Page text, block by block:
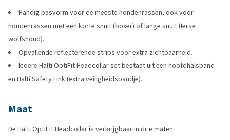
Handig pasvorm voor de meeste hondenrassen, ook voor
hondenrassen met een korte snuit (boxer) of lange snuit (Ierse
wolfshond).
Opvallende reflecterende strips voor extra zichtbaarheid.
Iedere Halti OptiFit Headcollar set bestaat uit een hoofdhalsband
en Halti Safety Link (extra veiligheidsbandje).
Maat
De Halti OptiFit Headcollar is verkrijgbaar in drie maten.